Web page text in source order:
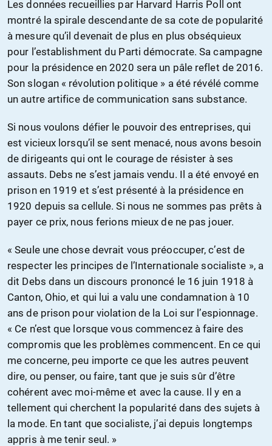
Les données recueillies par Harvard Harris Poll ont
montré la spirale descendante de sa cote de popularité
à mesure qu’il devenait de plus en plus obséquieux
pour l’establishment du Parti démocrate. Sa campagne
pour la présidence en 2020 sera un pâle reflet de 2016.
Son slogan « révolution politique » a été révélé comme
un autre artifice de communication sans substance.
Si nous voulons défier le pouvoir des entreprises, qui
est vicieux lorsqu’il se sent menacé, nous avons besoin
de dirigeants qui ont le courage de résister à ses
assauts. Debs ne s’est jamais vendu. Il a été envoyé en
prison en 1919 et s’est présenté à la présidence en
1920 depuis sa cellule. Si nous ne sommes pas prêts à
payer ce prix, nous ferions mieux de ne pas jouer.
« Seule une chose devrait vous préoccuper, c’est de
respecter les principes de l’Internationale socialiste », a
dit Debs dans un discours prononcé le 16 juin 1918 à
Canton, Ohio, et qui lui a valu une condamnation à 10
ans de prison pour violation de la Loi sur l’espionnage.
« Ce n’est que lorsque vous commencez à faire des
compromis que les problèmes commencent. En ce qui
me concerne, peu importe ce que les autres peuvent
dire, ou penser, ou faire, tant que je suis sûr d’être
cohérent avec moi-même et avec la cause. Il y en a
tellement qui cherchent la popularité dans des sujets à
la mode. En tant que socialiste, j’ai depuis longtemps
appris à me tenir seul. »